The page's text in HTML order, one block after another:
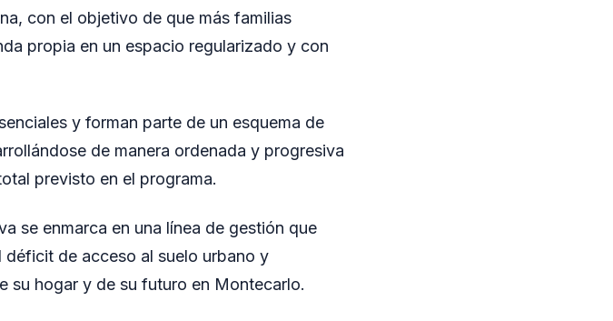
con el objetivo de que más familias
propia en un espacio regularizado y con
y forman parte de un esquema de
de manera ordenada y progresiva
previsto en el programa.
se enmarca en una línea de gestión que
de acceso al suelo urbano y
su hogar y de su futuro en Montecarlo.